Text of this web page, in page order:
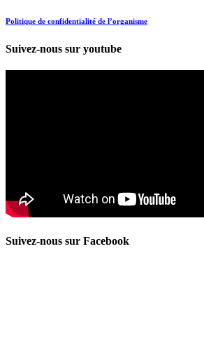
Politique de confidentialité de l’organisme
Suivez-nous sur youtube
Suivez-nous sur Facebook